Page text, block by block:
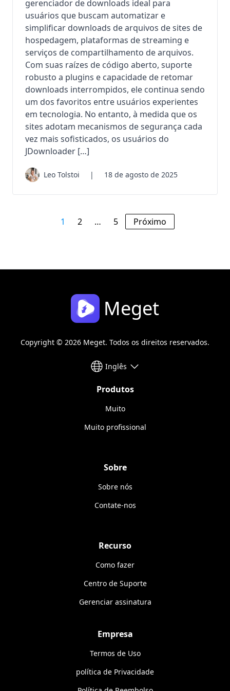
gerenciador de downloads ideal para
usuários que buscam automatizar e
simplificar downloads de arquivos de sites de
hospedagem, plataformas de streaming e
serviços de compartilhamento de arquivos.
Com suas raízes de código aberto, suporte
robusto a plugins e capacidade de retomar
downloads interrompidos, ele continua sendo
um dos favoritos entre usuários experientes
em tecnologia. No entanto, à medida que os
sites adotam mecanismos de segurança cada
vez mais sofisticados, os usuários do
JDownloader […]
Leo Tolstoi | 18 de agosto de 2025
1 2 … 5 Próximo
Meget
Copyright © 2026 Meget. Todos os direitos reservados.
Inglês
Produtos
Muito
Muito profissional
Sobre
Sobre nós
Contate-nos
Recurso
Como fazer
Centro de Suporte
Gerenciar assinatura
Empresa
Termos de Uso
política de Privacidade